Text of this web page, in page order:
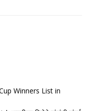
Winners List in